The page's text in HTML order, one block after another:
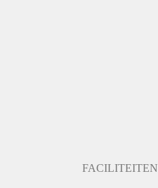
FACILITEITEN